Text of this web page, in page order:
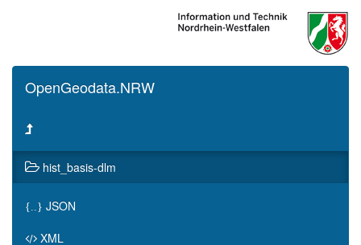
OpenGeodata.NRW
hist_basis-dlm
{..} JSON
XML